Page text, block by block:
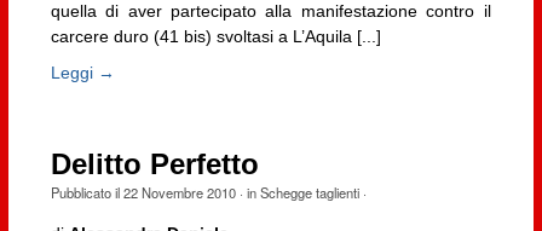
quella di aver partecipato alla manifestazione contro il
carcere duro (41 bis) svoltasi a L’Aquila [...]
Leggi →
Delitto Perfetto
Pubblicato il22 Novembre 2010· inSchegge taglienti·